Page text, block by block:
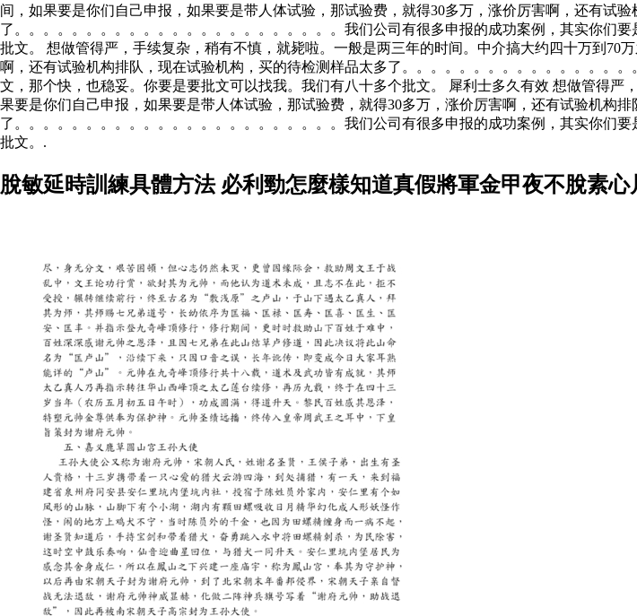
间，如果要是你们自己申报，如果要是带人体试验，那试验费，就得30多万，涨价厉害啊，还有试
了。。。。。。。。。。。。。。。。。。。。。。。我们公司有很多申报的成功案例，其实你们
批文。 想做管得严，手续复杂，稍有不慎，就毙啦。一般是两三年的时间。中介搞大约四十万到
啊，还有试验机构排队，现在试验机构，买的待检测样品太多了。。。。。。。。。。。。。。。
文，那个快，也稳妥。你要是要批文可以找我。我们有八十多个批文。 犀利士多久有效 想做管得
果要是你们自己申报，如果要是带人体试验，那试验费，就得30多万，涨价厉害啊，还有试验机构
了。。。。。。。。。。。。。。。。。。。。。。。我们公司有很多申报的成功案例，其实你们
批文。.
脫敏延時訓練具體方法 必利勁怎麼樣知道真假將軍金甲夜不脫素